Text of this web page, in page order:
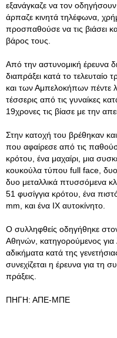
εξανάγκαζε να τον
άρπαζε κινητά τηλέφωνα,
προσπαθούσε να τις βιάσει
βάρος τους.
Από την αστυνομική έρευνα
διαπράξει κατά το τελευταίο
και των Αμπελοκήπων πέντε
τέσσερις από τις γυναίκες
19χρονες τις βίασε με την
Στην κατοχή του βρέθηκαν
που αφαίρεσε από τις
κρότου, ένα μαχαίρι, μια
κουκούλα τύπου full face, δυο
δυο μεταλλικά πτυσσόμενα
51 φυσίγγια κρότου, ένα
mm, και ένα ΙΧ αυτοκίνητο.
Ο συλληφθείς οδηγήθηκε
Αθηνών, κατηγορούμενος για
αδικήματα κατά της
συνεχίζεται η έρευνα για τη
πράξεις.
ΠΗΓΗ: ΑΠΕ-ΜΠΕ